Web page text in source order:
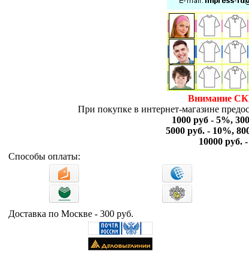
Внимание
При покупке в интернет-магазине
1000 руб - 5%,
5000 руб. - 10%,
10000 руб. -
Способы оплаты:
Доставка по Москве - 300 руб.